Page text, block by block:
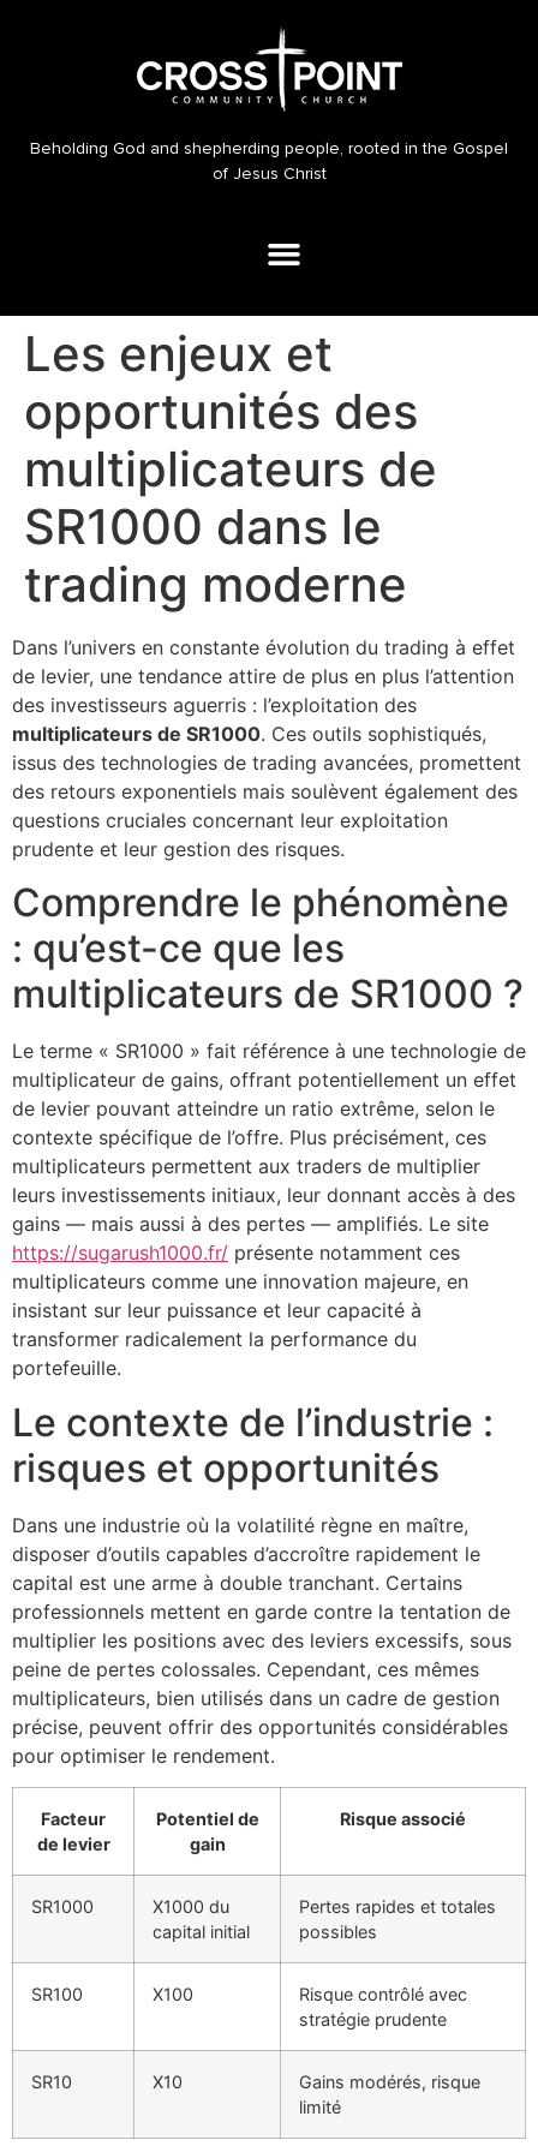
Beholding God and shepherding people, rooted in the Gospel
of Jesus Christ
Les enjeux et
opportunités des
multiplicateurs de
SR1000 dans le
trading moderne
Dans l’univers en constante évolution du trading à effet
de levier, une tendance attire de plus en plus l’attention
des investisseurs aguerris : l’exploitation des
multiplicateurs de SR1000. Ces outils sophistiqués,
issus des technologies de trading avancées, promettent
des retours exponentiels mais soulèvent également des
questions cruciales concernant leur exploitation
prudente et leur gestion des risques.
Comprendre le phénomène
: qu’est-ce que les
multiplicateurs de SR1000 ?
Le terme « SR1000 » fait référence à une technologie de
multiplicateur de gains, offrant potentiellement un effet
de levier pouvant atteindre un ratio extrême, selon le
contexte spécifique de l’offre. Plus précisément, ces
multiplicateurs permettent aux traders de multiplier
leurs investissements initiaux, leur donnant accès à des
gains — mais aussi à des pertes — amplifiés. Le site
https://sugarush1000.fr/ présente notamment ces
multiplicateurs comme une innovation majeure, en
insistant sur leur puissance et leur capacité à
transformer radicalement la performance du
portefeuille.
Le contexte de l’industrie :
risques et opportunités
Dans une industrie où la volatilité règne en maître,
disposer d’outils capables d’accroître rapidement le
capital est une arme à double tranchant. Certains
professionnels mettent en garde contre la tentation de
multiplier les positions avec des leviers excessifs, sous
peine de pertes colossales. Cependant, ces mêmes
multiplicateurs, bien utilisés dans un cadre de gestion
précise, peuvent offrir des opportunités considérables
pour optimiser le rendement.
Facteur
de levier
Potentiel de
gain
Risque associé
SR1000 X1000 du
capital initial
Pertes rapides et totales
possibles
SR100 X100
Risque contrôlé avec
stratégie prudente
SR10 X10
Gains modérés, risque
limité